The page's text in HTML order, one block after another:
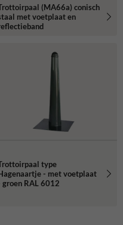
(MA66a) conisch
met voetplaat en
type
- met voetplaat
groen RAL 6012